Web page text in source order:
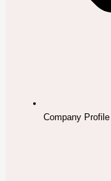
Company Profile